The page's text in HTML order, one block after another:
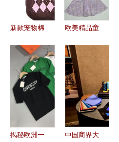
新款宠物棉
流，批发零
售一站式采
购
欧美精品童
牌款式，精
致小童女
装，不退不
换，价格面
议
揭秘欧洲一
中国商界大